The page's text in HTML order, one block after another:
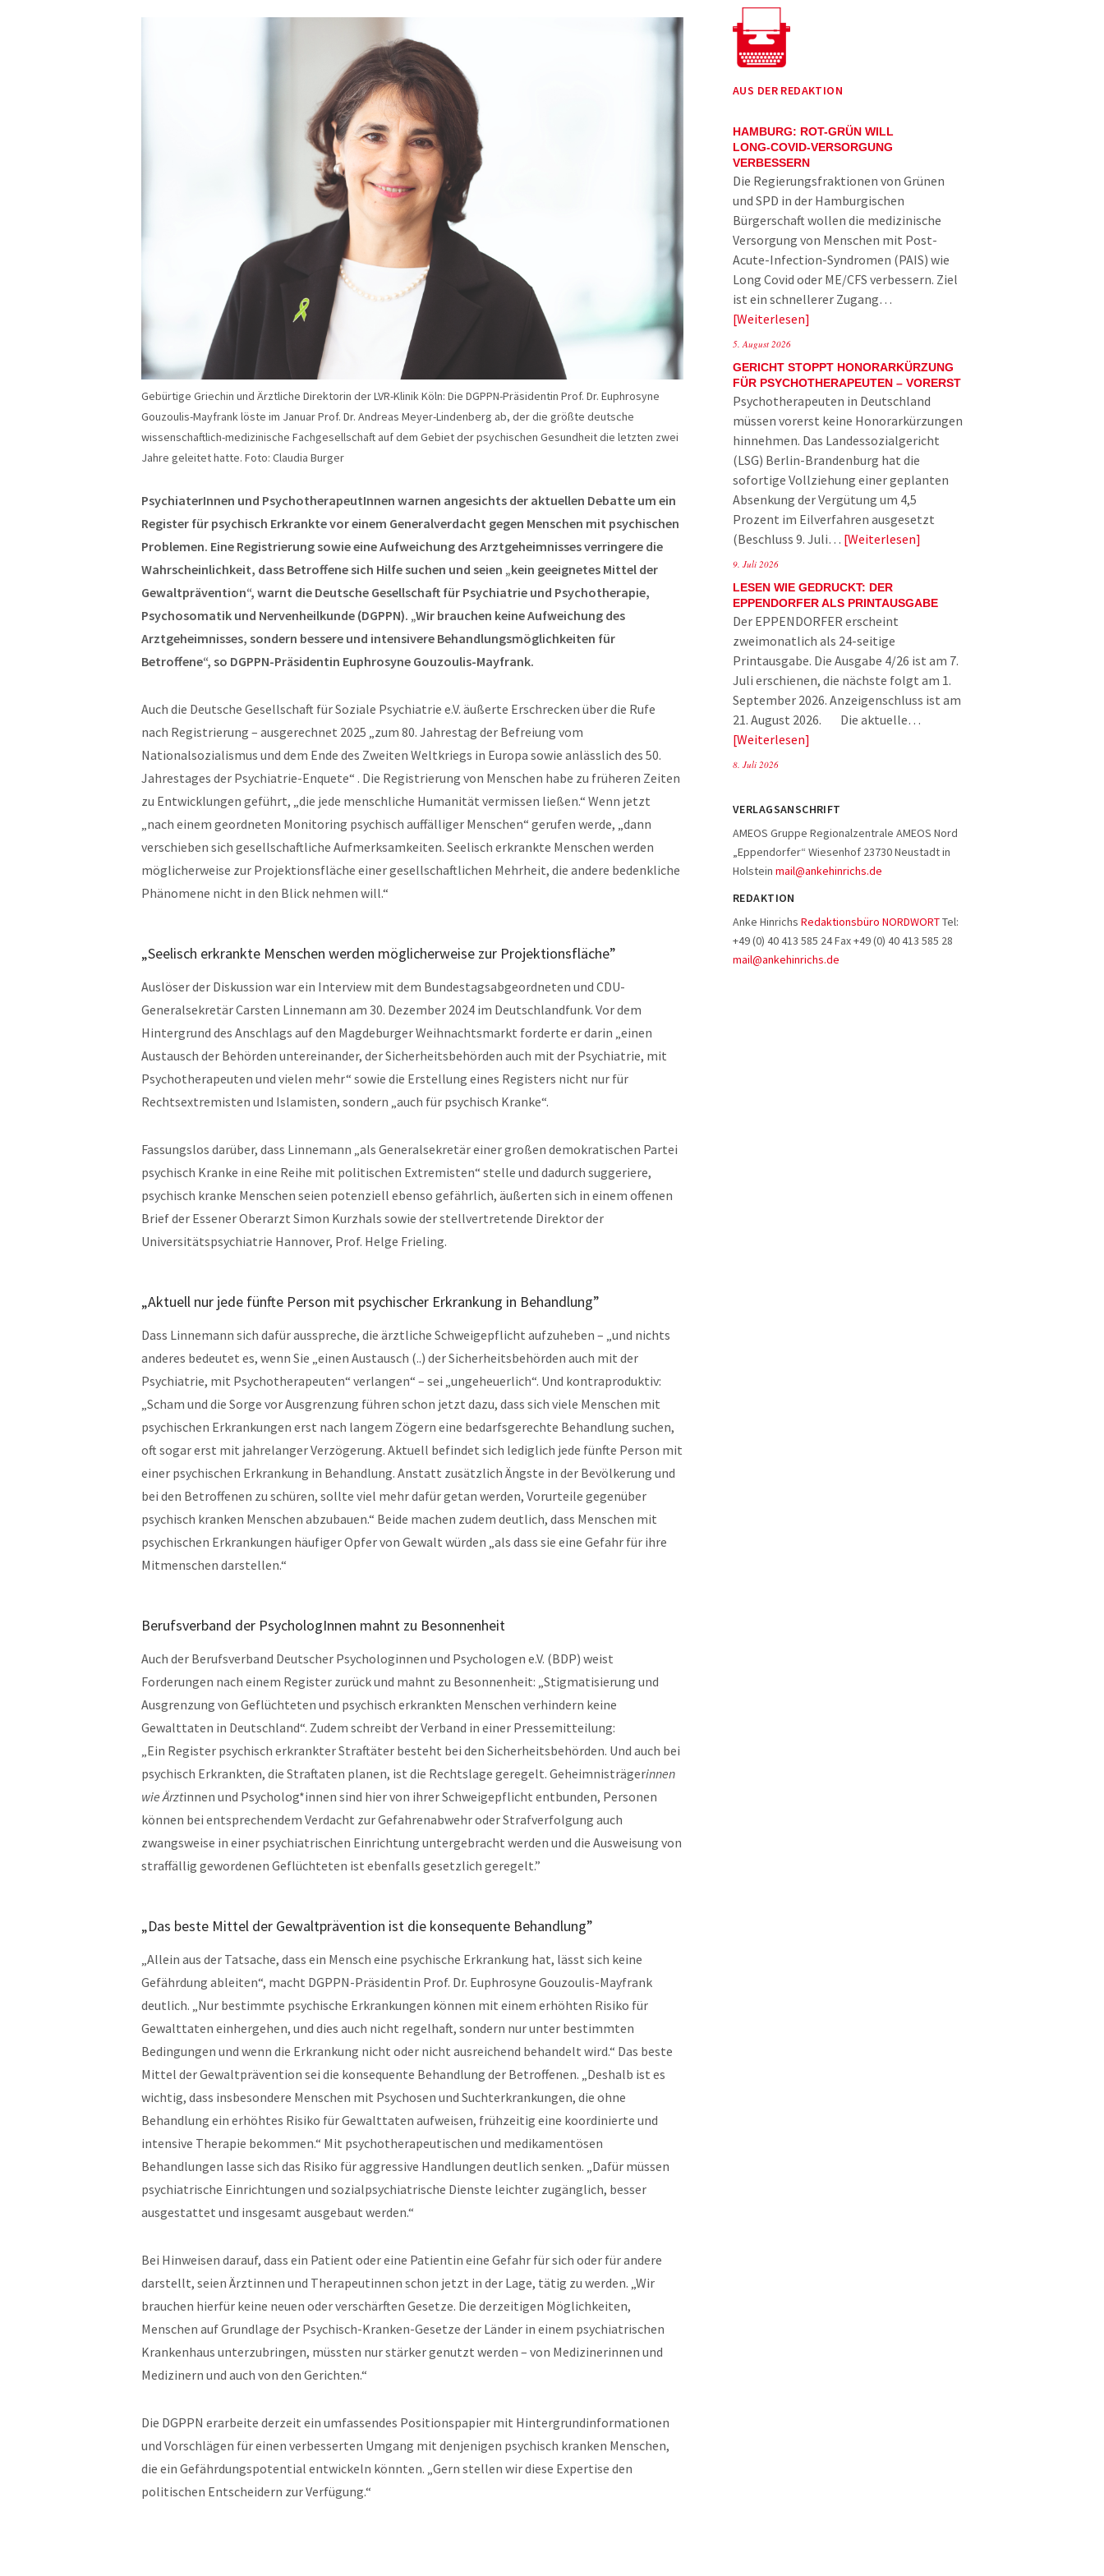
Gebürtige Griechin und Ärztliche Direktorin der LVR-Klinik Köln: Die DGPPN-Präsidentin Prof. Dr. Euphrosyne
Gouzoulis-Mayfrank löste im Januar Prof. Dr. Andreas Meyer-Lindenberg ab, der die größte deutsche
wissenschaftlich-medizinische Fachgesellschaft auf dem Gebiet der psychischen Gesundheit die letzten zwei
Jahre geleitet hatte. Foto: Claudia Burger
PsychiaterInnen und PsychotherapeutInnen warnen angesichts der aktuellen Debatte um ein
Register für psychisch Erkrankte vor einem Generalverdacht gegen Menschen mit psychischen
Problemen. Eine Registrierung sowie eine Aufweichung des Arztgeheimnisses verringere die
Wahrscheinlichkeit, dass Betroffene sich Hilfe suchen und seien „kein geeignetes Mittel der
Gewaltprävention“, warnt die Deutsche Gesellschaft für Psychiatrie und Psychotherapie,
Psychosomatik und Nervenheilkunde (DGPPN). „Wir brauchen keine Aufweichung des
Arztgeheimnisses, sondern bessere und intensivere Behandlungsmöglichkeiten für
Betroffene“, so DGPPN-Präsidentin Euphrosyne Gouzoulis-Mayfrank.
Auch die Deutsche Gesellschaft für Soziale Psychiatrie e.V. äußerte Erschrecken über die Rufe
nach Registrierung – ausgerechnet 2025 „zum 80. Jahrestag der Befreiung vom
Nationalsozialismus und dem Ende des Zweiten Weltkriegs in Europa sowie anlässlich des 50.
Jahrestages der Psychiatrie-Enquete“ . Die Registrierung von Menschen habe zu früheren Zeiten
zu Entwicklungen geführt, „die jede menschliche Humanität vermissen ließen.“ Wenn jetzt
„nach einem geordneten Monitoring psychisch auffälliger Menschen“ gerufen werde, „dann
verschieben sich gesellschaftliche Aufmerksamkeiten. Seelisch erkrankte Menschen werden
möglicherweise zur Projektionsfläche einer gesellschaftlichen Mehrheit, die andere bedenkliche
Phänomene nicht in den Blick nehmen will.“
„Seelisch erkrankte Menschen werden möglicherweise zur Projektionsfläche”
Auslöser der Diskussion war ein Interview mit dem Bundestagsabgeordneten und CDU-
Generalsekretär Carsten Linnemann am 30. Dezember 2024 im Deutschlandfunk. Vor dem
Hintergrund des Anschlags auf den Magdeburger Weihnachtsmarkt forderte er darin „einen
Austausch der Behörden untereinander, der Sicherheitsbehörden auch mit der Psychiatrie, mit
Psychotherapeuten und vielen mehr“ sowie die Erstellung eines Registers nicht nur für
Rechtsextremisten und Islamisten, sondern „auch für psychisch Kranke“.
Fassungslos darüber, dass Linnemann „als Generalsekretär einer großen demokratischen Partei
psychisch Kranke in eine Reihe mit politischen Extremisten“ stelle und dadurch suggeriere,
psychisch kranke Menschen seien potenziell ebenso gefährlich, äußerten sich in einem offenen
Brief der Essener Oberarzt Simon Kurzhals sowie der stellvertretende Direktor der
Universitätspsychiatrie Hannover, Prof. Helge Frieling.
„Aktuell nur jede fünfte Person mit psychischer Erkrankung in Behandlung”
Dass Linnemann sich dafür ausspreche, die ärztliche Schweigepflicht aufzuheben – „und nichts
anderes bedeutet es, wenn Sie „einen Austausch (..) der Sicherheitsbehörden auch mit der
Psychiatrie, mit Psychotherapeuten“ verlangen“ – sei „ungeheuerlich“. Und kontraproduktiv:
„Scham und die Sorge vor Ausgrenzung führen schon jetzt dazu, dass sich viele Menschen mit
psychischen Erkrankungen erst nach langem Zögern eine bedarfsgerechte Behandlung suchen,
oft sogar erst mit jahrelanger Verzögerung. Aktuell befindet sich lediglich jede fünfte Person mit
einer psychischen Erkrankung in Behandlung. Anstatt zusätzlich Ängste in der Bevölkerung und
bei den Betroffenen zu schüren, sollte viel mehr dafür getan werden, Vorurteile gegenüber
psychisch kranken Menschen abzubauen.“ Beide machen zudem deutlich, dass Menschen mit
psychischen Erkrankungen häufiger Opfer von Gewalt würden „als dass sie eine Gefahr für ihre
Mitmenschen darstellen.“
Berufsverband der PsychologInnen mahnt zu Besonnenheit
Auch der Berufsverband Deutscher Psychologinnen und Psychologen e.V. (BDP) weist
Forderungen nach einem Register zurück und mahnt zu Besonnenheit: „Stigmatisierung und
Ausgrenzung von Geflüchteten und psychisch erkrankten Menschen verhindern keine
Gewalttaten in Deutschland“. Zudem schreibt der Verband in einer Pressemitteilung:
„Ein Register psychisch erkrankter Straftäter besteht bei den Sicherheitsbehörden. Und auch bei
psychisch Erkrankten, die Straftaten planen, ist die Rechtslage geregelt. Geheimnisträgerinnen
wie Ärztinnen und Psycholog*innen sind hier von ihrer Schweigepflicht entbunden, Personen
können bei entsprechendem Verdacht zur Gefahrenabwehr oder Strafverfolgung auch
zwangsweise in einer psychiatrischen Einrichtung untergebracht werden und die Ausweisung von
straffällig gewordenen Geflüchteten ist ebenfalls gesetzlich geregelt.”
„Das beste Mittel der Gewaltprävention ist die konsequente Behandlung”
„Allein aus der Tatsache, dass ein Mensch eine psychische Erkrankung hat, lässt sich keine
Gefährdung ableiten“, macht DGPPN-Präsidentin Prof. Dr. Euphrosyne Gouzoulis-Mayfrank
deutlich. „Nur bestimmte psychische Erkrankungen können mit einem erhöhten Risiko für
Gewalttaten einhergehen, und dies auch nicht regelhaft, sondern nur unter bestimmten
Bedingungen und wenn die Erkrankung nicht oder nicht ausreichend behandelt wird.“ Das beste
Mittel der Gewaltprävention sei die konsequente Behandlung der Betroffenen. „Deshalb ist es
wichtig, dass insbesondere Menschen mit Psychosen und Suchterkrankungen, die ohne
Behandlung ein erhöhtes Risiko für Gewalttaten aufweisen, frühzeitig eine koordinierte und
intensive Therapie bekommen.“ Mit psychotherapeutischen und medikamentösen
Behandlungen lasse sich das Risiko für aggressive Handlungen deutlich senken. „Dafür müssen
psychiatrische Einrichtungen und sozialpsychiatrische Dienste leichter zugänglich, besser
ausgestattet und insgesamt ausgebaut werden.“
Bei Hinweisen darauf, dass ein Patient oder eine Patientin eine Gefahr für sich oder für andere
darstellt, seien Ärztinnen und Therapeutinnen schon jetzt in der Lage, tätig zu werden. „Wir
brauchen hierfür keine neuen oder verschärften Gesetze. Die derzeitigen Möglichkeiten,
Menschen auf Grundlage der Psychisch-Kranken-Gesetze der Länder in einem psychiatrischen
Krankenhaus unterzubringen, müssten nur stärker genutzt werden – von Medizinerinnen und
Medizinern und auch von den Gerichten.“
Die DGPPN erarbeite derzeit ein umfassendes Positionspapier mit Hintergrundinformationen
und Vorschlägen für einen verbesserten Umgang mit denjenigen psychisch kranken Menschen,
die ein Gefährdungspotential entwickeln könnten. „Gern stellen wir diese Expertise den
politischen Entscheidern zur Verfügung.“
AUS DER REDAKTION
HAMBURG: ROT-GRÜN WILL
LONG-COVID-VERSORGUNG
VERBESSERN
Die Regierungsfraktionen von Grünen
und SPD in der Hamburgischen
Bürgerschaft wollen die medizinische
Versorgung von Menschen mit Post-
Acute-Infection-Syndromen (PAIS) wie
Long Covid oder ME/CFS verbessern. Ziel
ist ein schnellerer Zugang…
Weiterlesen
5. August 2026
GERICHT STOPPT HONORARKÜRZUNG
FÜR PSYCHOTHERAPEUTEN – VORERST
Psychotherapeuten in Deutschland
müssen vorerst keine Honorarkürzungen
hinnehmen. Das Landessozialgericht
(LSG) Berlin-Brandenburg hat die
sofortige Vollziehung einer geplanten
Absenkung der Vergütung um 4,5
Prozent im Eilverfahren ausgesetzt
(Beschluss 9. Juli… Weiterlesen
9. Juli 2026
LESEN WIE GEDRUCKT: DER
EPPENDORFER ALS PRINTAUSGABE
Der EPPENDORFER erscheint
zweimonatlich als 24-seitige
Printausgabe. Die Ausgabe 4/26 ist am 7.
Juli erschienen, die nächste folgt am 1.
September 2026. Anzeigenschluss ist am
21. August 2026. Die aktuelle…
Weiterlesen
8. Juli 2026
VERLAGSANSCHRIFT
AMEOS Gruppe Regionalzentrale AMEOS Nord
„Eppendorfer“ Wiesenhof 23730 Neustadt in
Holstein mail@ankehinrichs.de
REDAKTION
Anke Hinrichs Redaktionsbüro NORDWORTTel:
+49 (0) 40 413 585 24 Fax +49 (0) 40 413 585 28
mail@ankehinrichs.de